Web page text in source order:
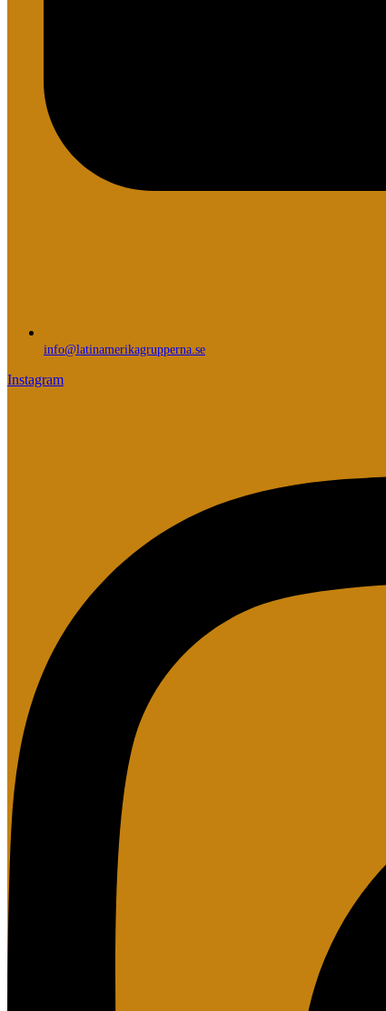
info@latinamerikagrupperna.se
Instagram